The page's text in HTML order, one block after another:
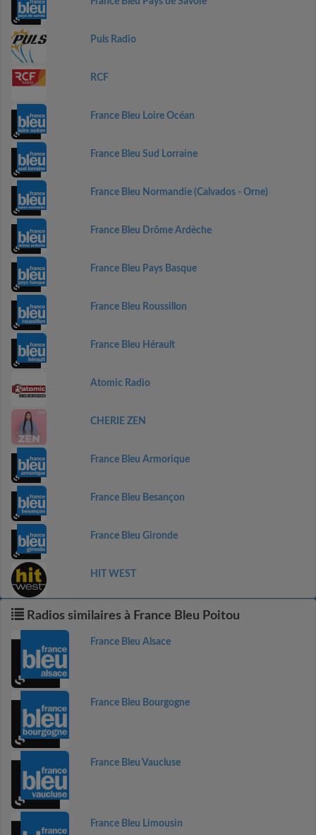
Puls Radio
RCF
France Bleu Loire Océan
France Bleu Sud Lorraine
France Bleu Normandie (Calvados - Orne)
France Bleu Drôme Ardèche
France Bleu Pays Basque
France Bleu Roussillon
France Bleu Hérault
Atomic Radio
CHERIE ZEN
France Bleu Armorique
France Bleu Besançon
France Bleu Gironde
HIT WEST
Radios similaires à France Bleu Poitou
France Bleu Alsace
France Bleu Bourgogne
France Bleu Vaucluse
France Bleu Limousin